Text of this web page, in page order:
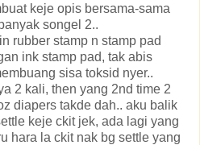
keje opis bersama-sama
songel 2..
rubber stamp n stamp pad
ink stamp pad, tak abis
sisa toksid nyer..
2 kali, then yang 2nd time 2
diapers takde dah.. aku balik
keje ckit jek, ada lagi yang
hara la ckit nak bg settle yang